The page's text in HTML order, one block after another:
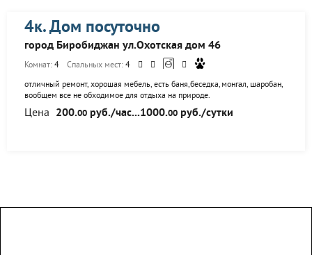
4к. Дом посуточно
город Биробиджан ул.Охотская дом 46
Комнат: 4 Спальных мест: 4
отличный ремонт, хорошая мебель, есть баня,беседка,монгал, шаробан,
вообщем все не обходимое для отдыха на природе.
Цена 200.00 руб./час...1000.00 руб./сутки